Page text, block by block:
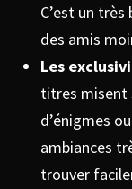
C’est un
des amis
Les
titres misent
d’énigmes
ambiances
trouver